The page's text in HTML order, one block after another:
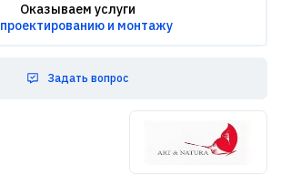
Оказываем услуги
проектированию и монтажу
Задать вопрос